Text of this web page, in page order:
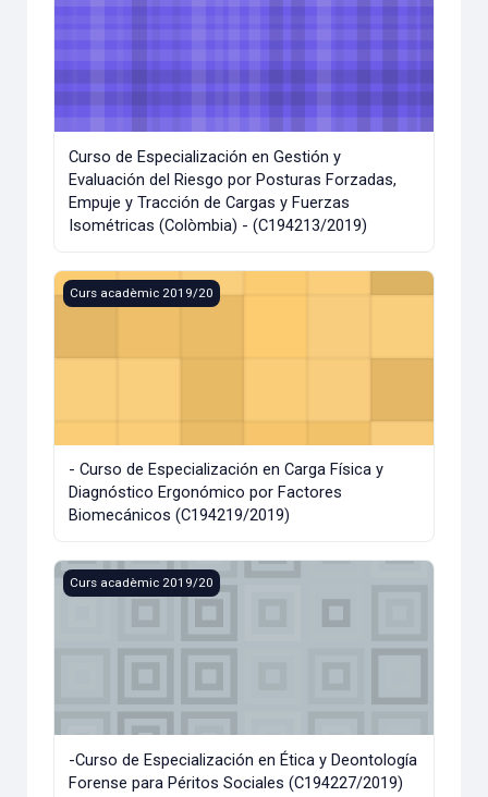
Curso de Especialización en Gestión y
Evaluación del Riesgo por Posturas Forzadas,
Empuje y Tracción de Cargas y Fuerzas
Isométricas (Colòmbia) - (C194213/2019)
- Curso de Especialización en Carga Física y Diagnóstico
Curs acadèmic 2019/20
- Curso de Especialización en Carga Física y
Diagnóstico Ergonómico por Factores
Biomecánicos (C194219/2019)
-Curso de Especialización en Ética y Deontología Forense
Curs acadèmic 2019/20
-Curso de Especialización en Ética y Deontología
Forense para Péritos Sociales (C194227/2019)